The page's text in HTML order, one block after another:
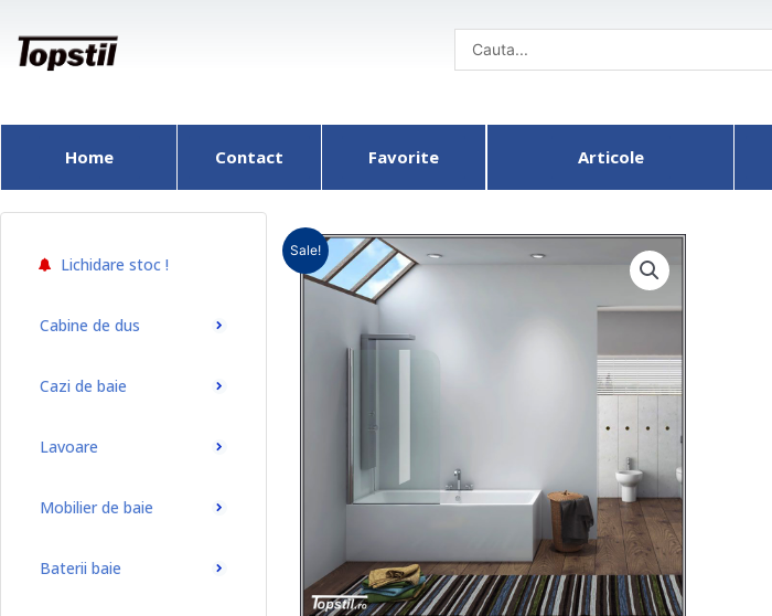
content
Home Contact Favorite Articole
Lichidare stoc !
Cabine de dus
Cazi de baie
Lavoare
Mobilier de baie
Baterii baie
Sale!